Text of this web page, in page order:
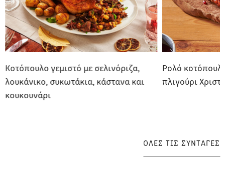
Κοτόπουλο γεμιστό με σελινόριζα,
λουκάνικο, συκωτάκια, κάστανα και
κουκουνάρι
Ρολό
πλιγούρι
ΟΛΕΣ ΤΙΣ ΣΥΝΤΑΓΕΣ